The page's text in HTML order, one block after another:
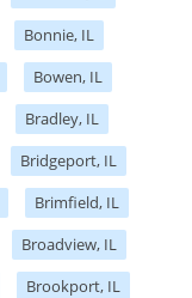
Bonnie, IL
Bowen, IL
Bradley, IL
Bridgeport, IL
Brimfield, IL
Broadview, IL
Brookport, IL